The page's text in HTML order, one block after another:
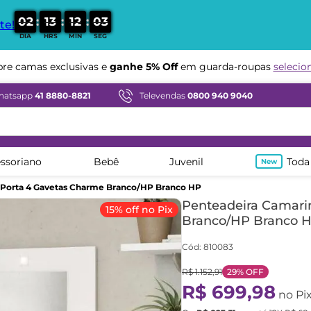
02
DIA
: 13
HRS
: 12
MIN
: 01
SEG
Compre em ate 12x sem juros
41 8880-8821 Televendas 0800 940 9040
Bebê Juvenil
4 Gavetas Charme Branco/HP Branco HP
15% off no Pix
Penteadeira
Branco/HP Branco
Cód: 810083
R$ 1.152,91 29%OFF
R$ 699,98no Pix